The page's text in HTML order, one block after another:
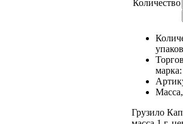
Количество
Грузило